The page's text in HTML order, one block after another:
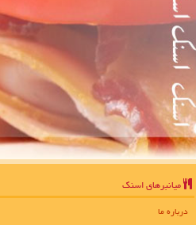
میانبرهای اسنك
درباره ما